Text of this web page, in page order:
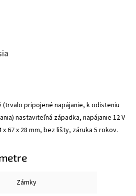
pripojené napájanie, k odisteniu
nastaviteľná západka, napájanie 12 V
x 67 x 28 mm, bez lišty, záruka 5 rokov.
Zámky